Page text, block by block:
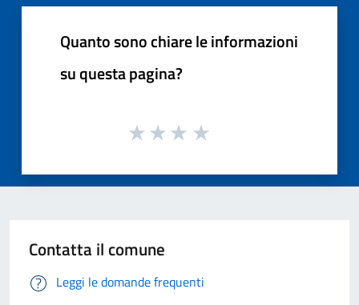
Quanto sono chiare le informazioni
su questa pagina?
Contatta il comune
Leggi le domande frequenti